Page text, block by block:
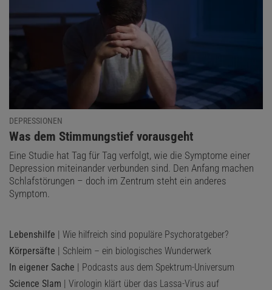
DEPRESSIONEN
:
Was dem Stimmungstief vorausgeht
Eine Studie hat Tag für Tag verfolgt, wie die Symptome einer
Depression miteinander verbunden sind. Den Anfang machen
Schlafstörungen – doch im Zentrum steht ein anderes
Symptom.
Lebenshilfe | Wie hilfreich sind populäre Psychoratgeber?
Körpersäfte | Schleim – ein biologisches Wunderwerk
In eigener Sache | Podcasts aus dem Spektrum-Universum
Science Slam | Virologin klärt über das Lassa-Virus auf